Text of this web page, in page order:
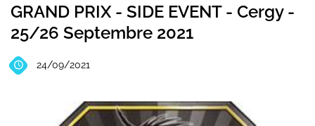
GRAND PRIX - SIDE EVENT - Cergy -
25/26 Septembre 2021
24/09/2021